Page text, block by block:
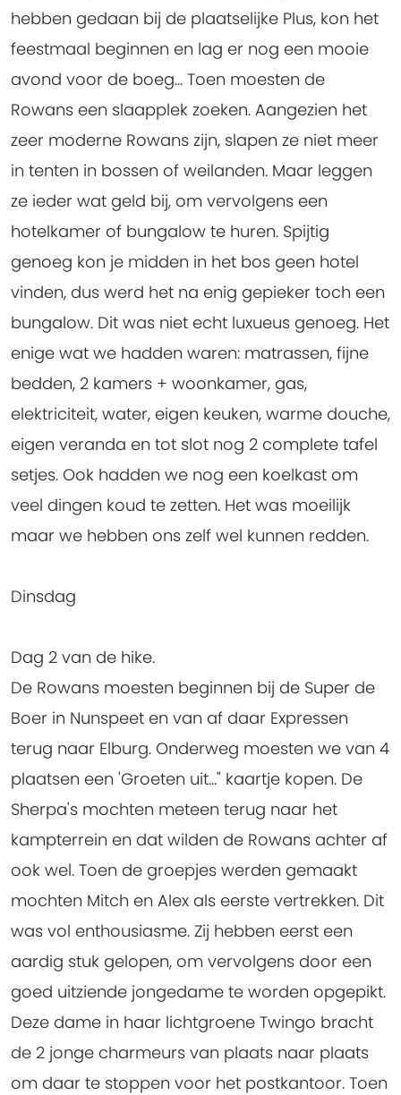
hebben gedaan bij de plaatselijke Plus, kon het
feestmaal beginnen en lag er nog een mooie
avond voor de boeg... Toen moesten de
Rowans een slaapplek zoeken. Aangezien het
zeer moderne Rowans zijn, slapen ze niet meer
in tenten in bossen of weilanden. Maar leggen
ze ieder wat geld bij, om vervolgens een
hotelkamer of bungalow te huren. Spijtig
genoeg kon je midden in het bos geen hotel
vinden, dus werd het na enig gepieker toch een
bungalow. Dit was niet echt luxueus genoeg. Het
enige wat we hadden waren: matrassen, fijne
bedden, 2 kamers + woonkamer, gas,
elektriciteit, water, eigen keuken, warme douche,
eigen veranda en tot slot nog 2 complete tafel
setjes. Ook hadden we nog een koelkast om
veel dingen koud te zetten. Het was moeilijk
maar we hebben ons zelf wel kunnen redden.
Dinsdag
Dag 2 van de hike.
De Rowans moesten beginnen bij de Super de
Boer in Nunspeet en van af daar Expressen
terug naar Elburg. Onderweg moesten we van 4
plaatsen een 'Groeten uit..." kaartje kopen. De
Sherpa's mochten meteen terug naar het
kampterrein en dat wilden de Rowans achter af
ook wel. Toen de groepjes werden gemaakt
mochten Mitch en Alex als eerste vertrekken. Dit
was vol enthousiasme. Zij hebben eerst een
aardig stuk gelopen, om vervolgens door een
goed uitziende jongedame te worden opgepikt.
Deze dame in haar lichtgroene Twingo bracht
de 2 jonge charmeurs van plaats naar plaats
om daar te stoppen voor het postkantoor. Toen